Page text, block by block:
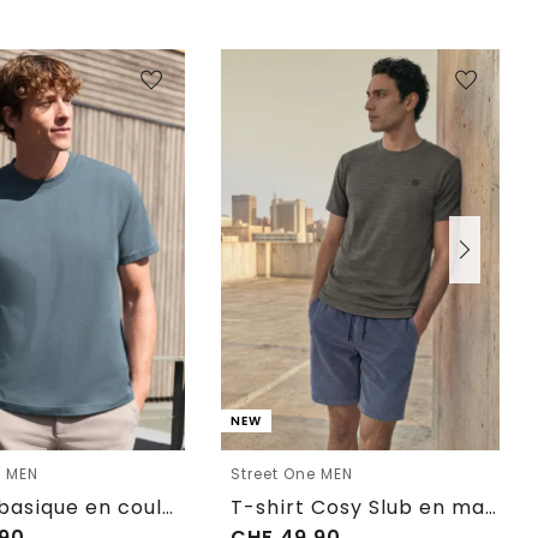
T-shirt basique en couleur unie
NEW
Street One MEN
T-shirt Cosy Slub en maille texturée